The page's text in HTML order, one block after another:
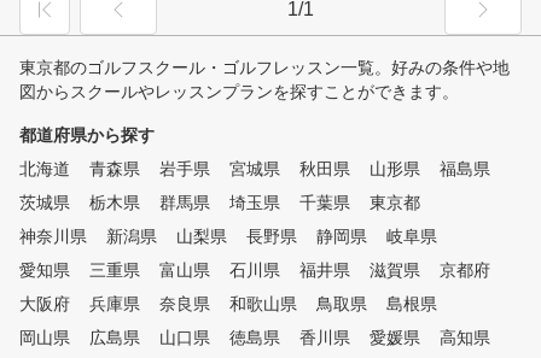
1/1
東京都のゴルフスクール・ゴルフレッスン一覧。好みの条件や地
図からスクールやレッスンプランを探すことができます。
都道府県から探す
北海道
青森県 岩手県 宮城県 秋田県 山形県
福島県
茨城県
栃木県 群馬県 埼玉県 千葉県
東京都
神奈川県
新潟県 山梨県 長野県 静岡県
岐阜県
愛知県
三重県 富山県 石川県 福井県 滋賀県
京都府
大阪府
兵庫県 奈良県 和歌山県 鳥取県
島根県
岡山県
広島県 山口県 徳島県 香川県 愛媛県 高知県